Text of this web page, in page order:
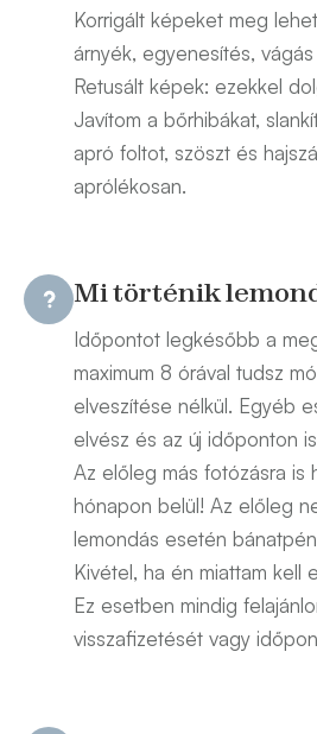
Korrigált képeket meg
árnyék, egyenesítés, vágás
Retusált képek: ezekkel
Javítom a bőrhibákat,
apró foltot, szöszt és
aprólékosan.
Mi történik
Időpontot legkésőbb a
maximum 8 órával tudsz
elveszítése nélkül. Egyéb
elvész és az új időponton
Az előleg más fotózásra is
hónapon belül! Az előleg
lemondás esetén
Kivétel, ha én miattam kell
Ez esetben mindig
visszafizetését vagy